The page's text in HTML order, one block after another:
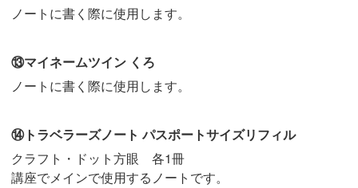
ノートに書く際に使用します。
⑬マイネームツイン くろ
ノートに書く際に使用します。
⑭トラベラーズノート パスポートサイズリフィル
クラフト・ドット方眼 各1冊
講座でメインで使用するノートです。